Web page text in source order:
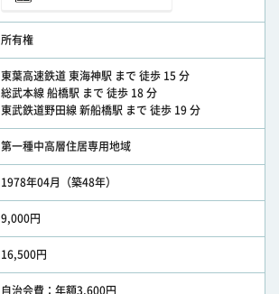
所有権
東葉高速鉄道 東海神駅 まで 徒歩 15 分
総武本線 船橋駅 まで 徒歩 18 分
東武鉄道野田線 新船橋駅 まで 徒歩 19 分
第一種中高層住居専用地域
1978年04月（築48年）
9,000円
16,500円
自治会費：年額3,600円